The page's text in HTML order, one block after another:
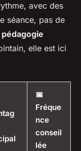
avec des
séance, pas de
pédagogie
elle est ici
📅
Fréque
nce
conseil
lée